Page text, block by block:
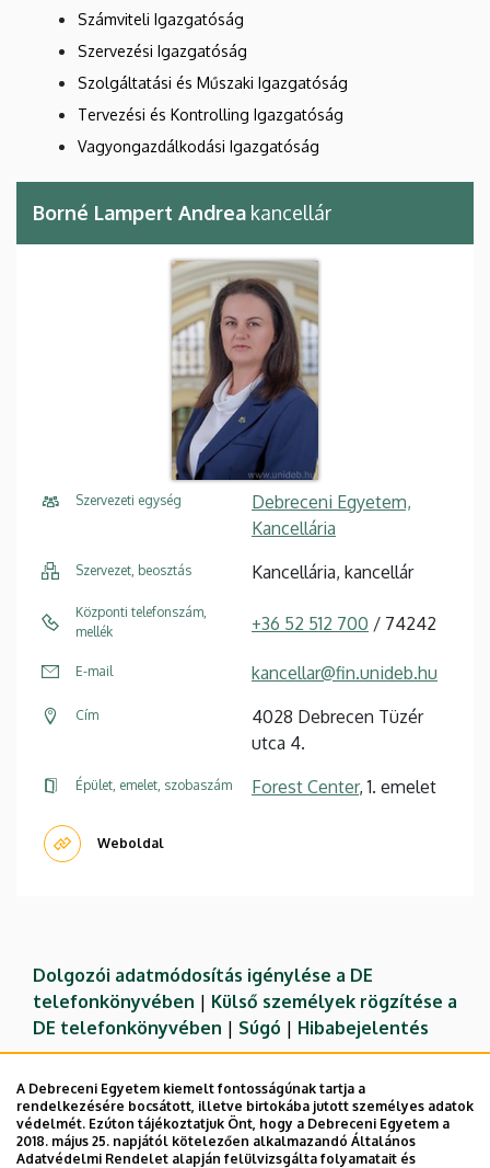
Számviteli Igazgatóság
Szervezési Igazgatóság
Szolgáltatási és Műszaki Igazgatóság
Tervezési és Kontrolling Igazgatóság
Vagyongazdálkodási Igazgatóság
Borné Lampert Andrea kancellár
Szervezeti egység
Debreceni Egyetem,
Kancellária
Szervezet, beosztás Kancellária, kancellár
Központi telefonszám,
mellék
+36 52 512 700 / 74242
E-mail kancellar@fin.unideb.hu
Cím
4028 Debrecen Tüzér
utca 4.
Épület, emelet, szobaszám Forest Center, 1. emelet
Weboldal
Dolgozói adatmódosítás igénylése a DE
telefonkönyvében | Külső személyek rögzítése a
DE telefonkönyvében | Súgó | Hibabejelentés
A Debreceni Egyetem kiemelt fontosságúnak tartja a
rendelkezésére bocsátott, illetve birtokába jutott személyes adatok
védelmét. Ezúton tájékoztatjuk Önt, hogy a Debreceni Egyetem a
2018. május 25. napjától kötelezően alkalmazandó Általános
Adatvédelmi Rendelet alapján felülvizsgálta folyamatait és